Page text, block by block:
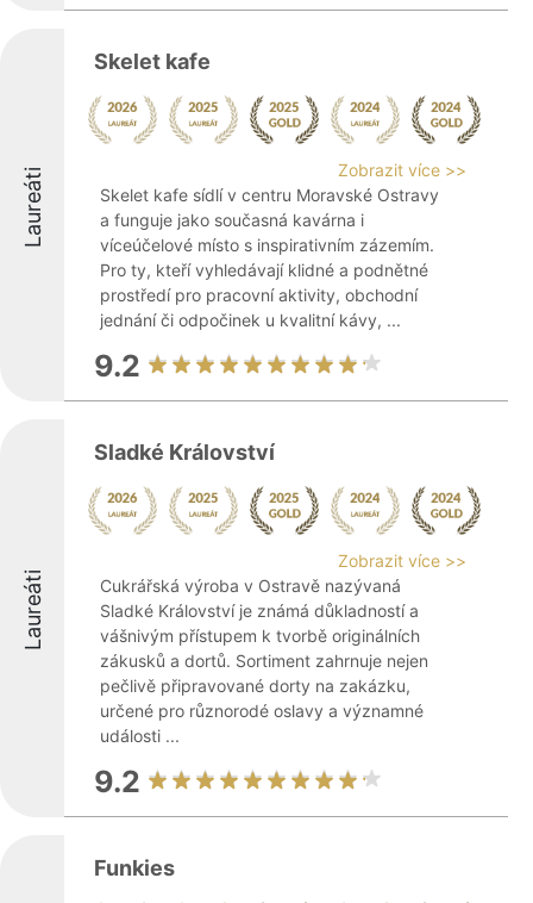
Laureáti
Skelet kafe
Zobrazit více >>
Skelet kafe sídlí v centru Moravské Ostravy
a funguje jako současná kavárna i
víceúčelové místo s inspirativním zázemím.
Pro ty, kteří vyhledávají klidné a podnětné
prostředí pro pracovní aktivity, obchodní
jednání či odpočinek u kvalitní kávy, ...
9.2
Laureáti
Sladké Království
Zobrazit více >>
Cukrářská výroba v Ostravě nazývaná
Sladké Království je známá důkladností a
vášnivým přístupem k tvorbě originálních
zákusků a dortů. Sortiment zahrnuje nejen
pečlivě připravované dorty na zakázku,
určené pro různorodé oslavy a významné
události ...
9.2
Funkies